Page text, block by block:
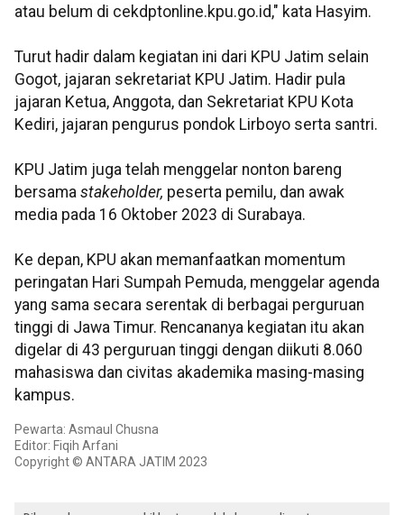
atau belum di cekdptonline.kpu.go.id," kata Hasyim.
Turut hadir dalam kegiatan ini dari KPU Jatim selain
Gogot, jajaran sekretariat KPU Jatim. Hadir pula
jajaran Ketua, Anggota, dan Sekretariat KPU Kota
Kediri, jajaran pengurus pondok Lirboyo serta santri.
KPU Jatim juga telah menggelar nonton bareng
bersama stakeholder, peserta pemilu, dan awak
media pada 16 Oktober 2023 di Surabaya.
Ke depan, KPU akan memanfaatkan momentum
peringatan Hari Sumpah Pemuda, menggelar agenda
yang sama secara serentak di berbagai perguruan
tinggi di Jawa Timur. Rencananya kegiatan itu akan
digelar di 43 perguruan tinggi dengan diikuti 8.060
mahasiswa dan civitas akademika masing-masing
kampus.
Pewarta: Asmaul Chusna
Editor: Fiqih Arfani
Copyright © ANTARA JATIM 2023